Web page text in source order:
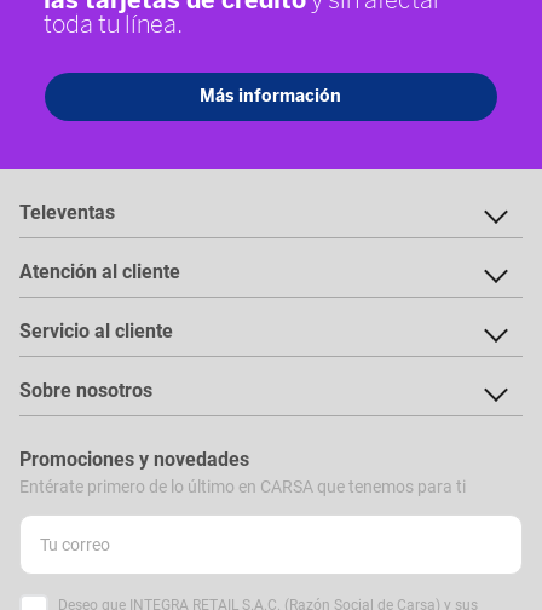
Televentas
Atención al cliente
Servicio al cliente
Sobre nosotros
Promociones y novedades
Entérate primero de lo último en CARSA que tenemos para ti
Deseo que INTEGRA RETAIL S.A.C. (Razón Social de Carsa) y sus